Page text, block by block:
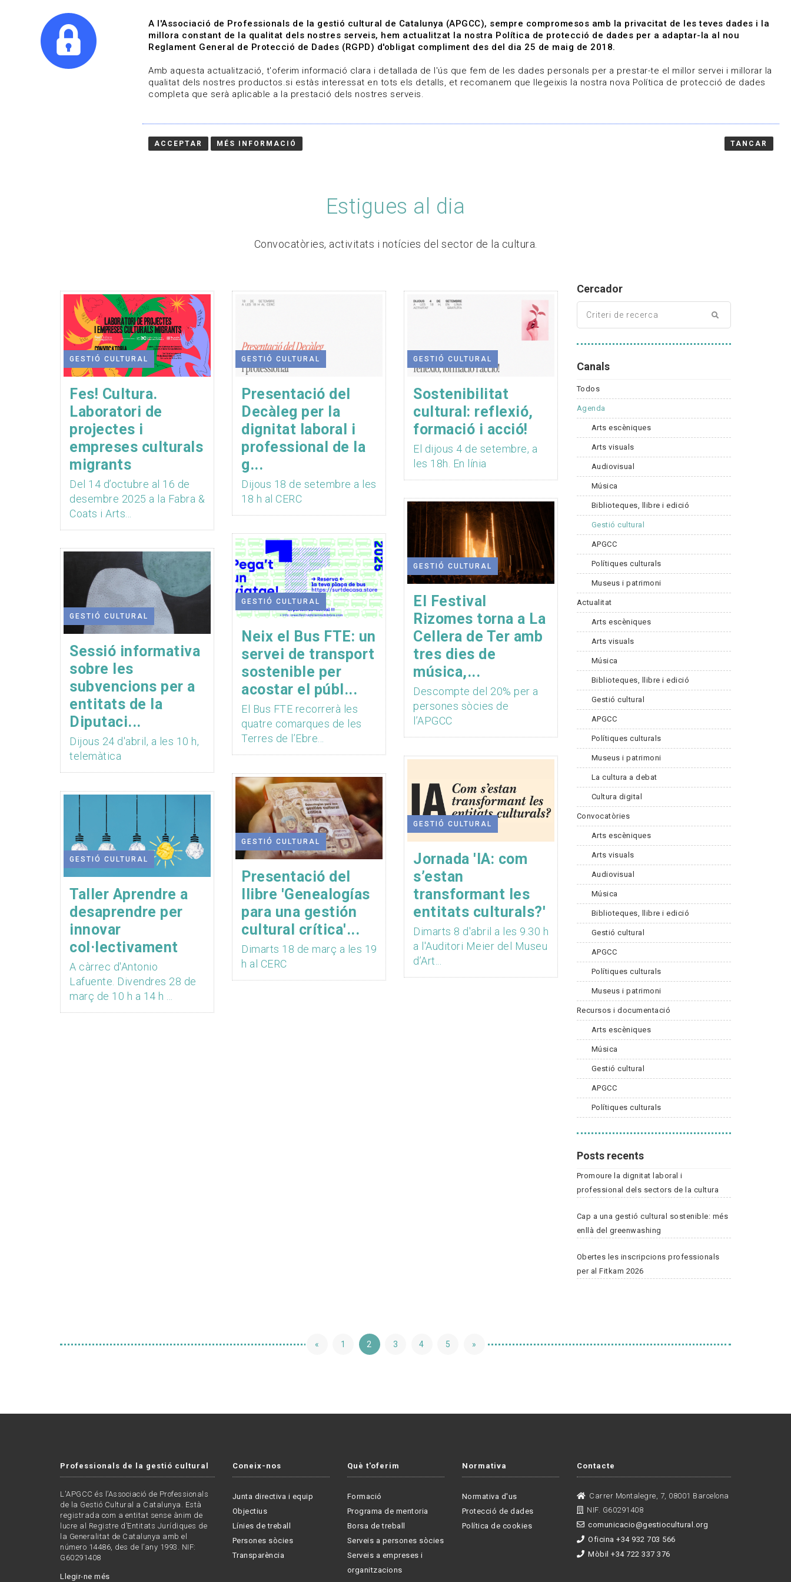
Qui som Línies de treball Projectes Serveis A qui representem Contacte
Estigues al dia
Convocatòries, activitats i notícies del sector de la cultura.
GESTIÓ CULTURAL
Fes! Cultura.
Laboratori de
projectes i
empreses culturals
migrants
Del 14 d’octubre al 16 de
desembre 2025 a la Fabra &
Coats i Arts...
GESTIÓ CULTURAL
Presentació del
Decàleg per la
dignitat laboral i
professional de la
g...
Dijous 18 de setembre a les
18 h al CERC
GESTIÓ CULTURAL
Sostenibilitat
cultural: reflexió,
formació i acció!
El dijous 4 de setembre, a
les 18h. En línia
GESTIÓ CULTURAL
El Festival
Rizomes torna a La
Cellera de Ter amb
tres dies de
música,...
Descompte del 20% per a
persones sòcies de
l’APGCC
GESTIÓ CULTURAL
Neix el Bus FTE: un
servei de transport
sostenible per
acostar el públ...
El Bus FTE recorrerà les
quatre comarques de les
Terres de l’Ebre...
GESTIÓ CULTURAL
Sessió informativa
sobre les
subvencions per a
entitats de la
Diputaci...
Dijous 24 d'abril, a les 10 h,
telemàtica
GESTIÓ CULTURAL
Jornada 'IA: com
s’estan
transformant les
entitats culturals?'
Dimarts 8 d'abril a les 9.30 h
a l'Auditori Meier del Museu
d’Art...
GESTIÓ CULTURAL
Presentació del
llibre 'Genealogías
para una gestión
cultural crítica'...
Dimarts 18 de març a les 19
h al CERC
GESTIÓ CULTURAL
Taller Aprendre a
desaprendre per
innovar
col·lectivament
A càrrec d'Antonio
Lafuente. Divendres 28 de
març de 10 h a 14 h ...
Cercador
Canals
Todos
Agenda
Arts escèniques
Arts visuals
Audiovisual
Música
Biblioteques, llibre i edició
Gestió cultural
APGCC
Polítiques culturals
Museus i patrimoni
Actualitat
Arts escèniques
Arts visuals
Música
Biblioteques, llibre i edició
Gestió cultural
APGCC
Polítiques culturals
Museus i patrimoni
La cultura a debat
Cultura digital
Convocatòries
Arts escèniques
Arts visuals
Audiovisual
Música
Biblioteques, llibre i edició
Gestió cultural
APGCC
Polítiques culturals
Museus i patrimoni
Recursos i documentació
Arts escèniques
Música
Gestió cultural
APGCC
Polítiques culturals
Posts recents
Promoure la dignitat laboral i
professional dels sectors de la cultura
Cap a una gestió cultural sostenible: més
enllà del greenwashing
Obertes les inscripcions professionals
per al Fitkam 2026
« 1 2 3 4 5 »
Professionals de la gestió cultural
L'APGCC és l’Associació de Professionals
de la Gestió Cultural a Catalunya. Està
registrada com a entitat sense ànim de
lucre al Registre d’Entitats Jurídiques de
la Generalitat de Catalunya amb el
número 14486, des de l’any 1993. NIF:
G60291408
Llegir-ne més
Coneix-nos
Junta directiva i equip
Objectius
Línies de treball
Persones sòcies
Transparència
Què t'oferim
Formació
Programa de mentoria
Borsa de treball
Serveis a persones sòcies
Serveis a empreses i
organitzacions
Normativa
Normativa d'us
Protecció de dades
Política de cookies
Contacte
Carrer Montalegre, 7, 08001 Barcelona
NIF. G60291408
comunicacio@gestiocultural.org
Oficina +34 932 703 566
Mòbil +34 722 337 376
A l'Associació de Professionals de la gestió cultural de Catalunya (APGCC), sempre compromesos amb la privacitat de les teves dades i la
millora constant de la qualitat dels nostres serveis, hem actualitzat la nostra Política de protecció de dades per a adaptar-la al nou
Reglament General de Protecció de Dades (RGPD) d'obligat compliment des del dia 25 de maig de 2018.
Amb aquesta actualització, t'oferim informació clara i detallada de l'ús que fem de les dades personals per a prestar-te el millor servei i millorar la
qualitat dels nostres productos.si estàs interessat en tots els detalls, et recomanem que llegeixis la nostra nova Política de protecció de dades
completa que serà aplicable a la prestació dels nostres serveis.
ACCEPTAR MÉS INFORMACIÓ TANCAR